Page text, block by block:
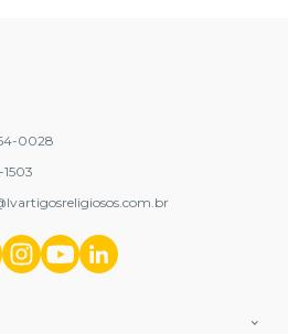
0028
1503